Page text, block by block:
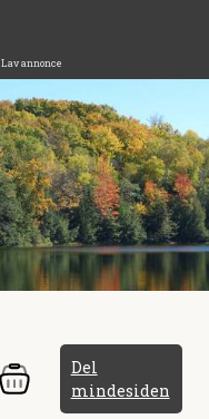
Lav annonce
Del
mindesiden